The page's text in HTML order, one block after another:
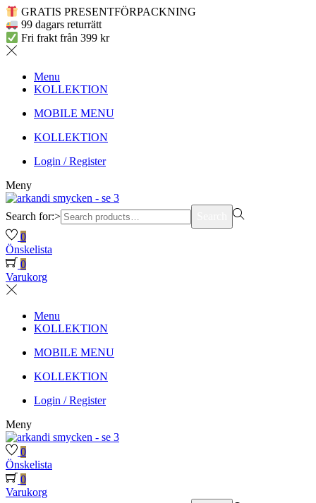
GRATIS PRESENTFÖRPACKNING
99 dagars returrätt
Fri frakt från 399 kr
Menu
KOLLEKTION
MOBILE MENU
KOLLEKTION
Login / Register
Meny
Search for:>
0
Önskelista
0
Varukorg
Menu
KOLLEKTION
MOBILE MENU
KOLLEKTION
Login / Register
Meny
0
Önskelista
0
Varukorg